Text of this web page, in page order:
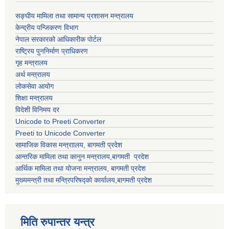
सङ्घीय मामिला तथा सामान्य प्रशासन मन्त्रालय
केन्द्रीय पन्जिकरण विभाग
नेपाल सरकारको आधिकारीक पोर्टल
राष्ट्रिय पुननिर्माण प्राधिकरण
गृह मन्त्रालय
अर्थ मन्त्रालय
लोकसेवा आयोग
शिक्षा मन्त्रालय
विदेशी विनिमय दर
Unicode to Preeti Converter
Preeti to Unicode Converter
सामाजिक विकास मन्त्राालय, बागमती प्रदेश
आन्तरिक मामिला तथा कानुन मन्त्रालय,बागमती प्रदेश
आर्थिक मामिला तथा योजना मन्त्रालय, बागमती प्रदेश
मुख्यमन्त्री तथा मन्त्रिपरिषद्को कार्यालय,बागमती प्रदेश
मिति रुपान्तर यन्त्र